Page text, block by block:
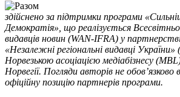
здійснено за підтримки програми
Демократія», що реалізується
видавців новин (WAN-IFRA) у
«Незалежні регіональні видавці
Норвезькою асоціацією медіабізнесу
Норвегії. Погляди авторів не
офіційну позицію партнерів програми.